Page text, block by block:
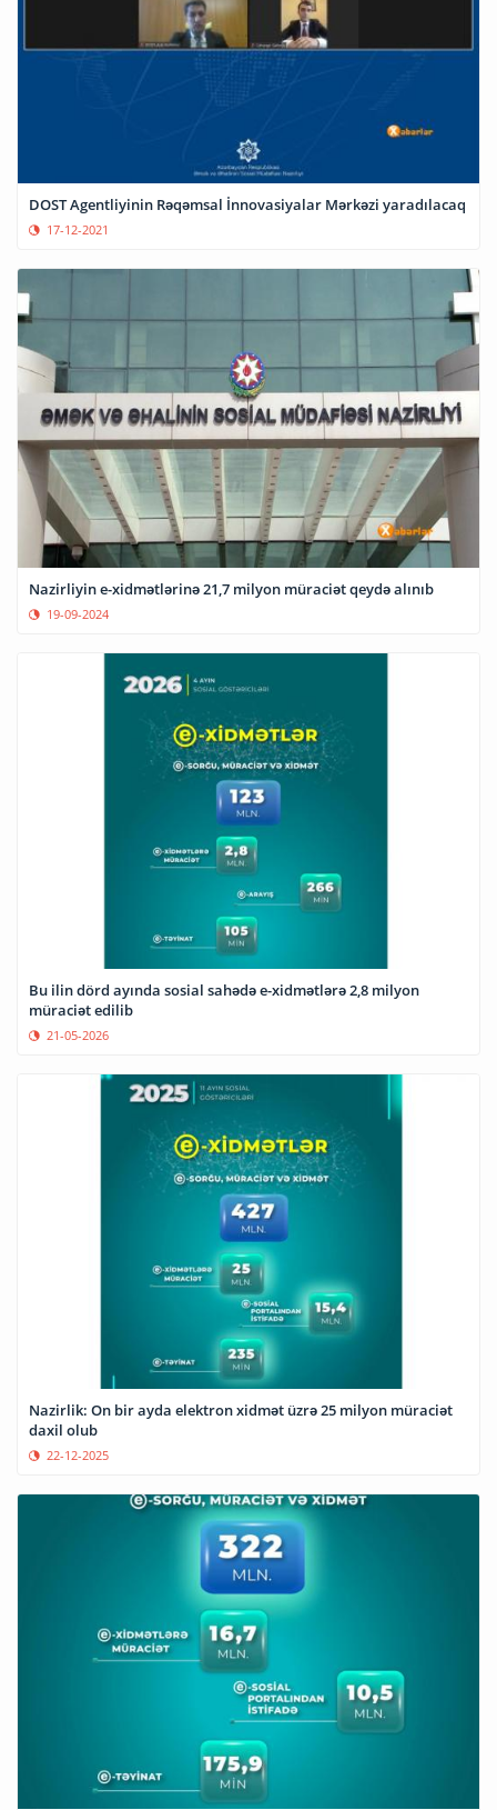
DOST Agentliyinin Rəqəmsal İnnovasiyalar Mərkəzi yaradılacaq
17-12-2021
Nazirliyin e-xidmətlərinə 21,7 milyon müraciət qeydə alınıb
19-09-2024
Bu ilin dörd ayında sosial sahədə e-xidmətlərə 2,8 milyon
müraciət edilib
21-05-2026
Nazirlik: On bir ayda elektron xidmət üzrə 25 milyon müraciət
daxil olub
22-12-2025